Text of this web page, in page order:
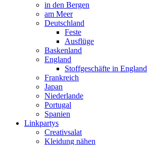
in den Bergen
am Meer
Deutschland
Feste
Ausflüge
Baskenland
England
Stoffgeschäfte in England
Frankreich
Japan
Niederlande
Portugal
Spanien
Linkpartys
Creativsalat
Kleidung nähen